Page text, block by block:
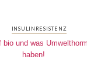
INSULINRESISTENZ
bio und was
haben!